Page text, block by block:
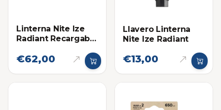
Linterna Nite Ize
Radiant Recargable
Ajustable
€62,00
Llavero Linterna
Nite Ize Radiant
€13,00